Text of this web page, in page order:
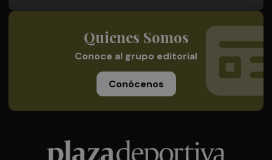
Quienes Somos
Conoce al grupo editorial
Conócenos